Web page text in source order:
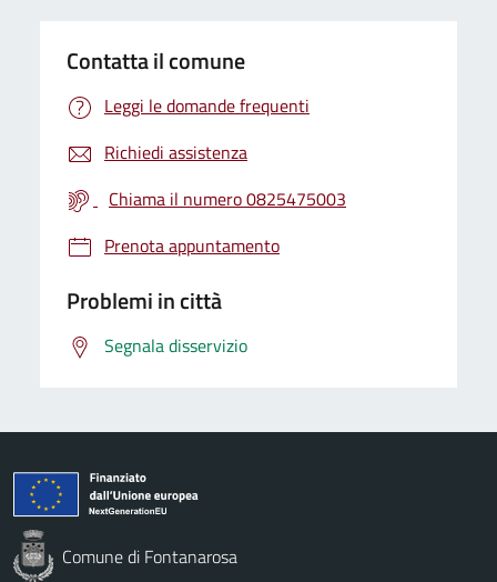
Contatta il comune
Leggi le domande frequenti
Richiedi assistenza
Chiama il numero 0825475003
Prenota appuntamento
Problemi in città
Segnala disservizio
Comune di Fontanarosa